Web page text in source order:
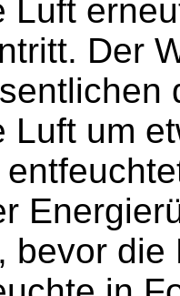
Luft
Der
Luft um
bevor